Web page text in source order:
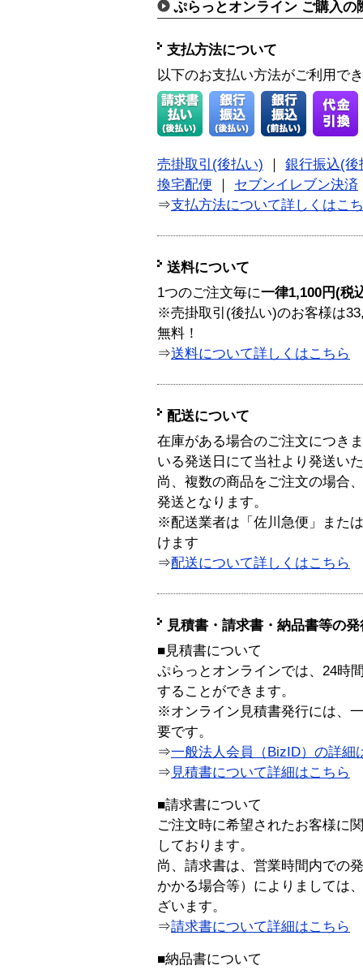
ぷらっとオンライン ご購入の
支払方法について
以下のお支払い方法がご利用で
売掛取引(後払い) ｜ 銀行振込(後
換宅配便 ｜ セブンイレブン決済
⇒支払方法について詳しくはこ
送料について
1つのご注文毎に一律1,100円(税
※売掛取引(後払い)のお客様は
無料！
⇒送料について詳しくはこちら
配送について
在庫がある場合のご注文につき
いる発送日にて当社より発送い
尚、複数の商品をご注文の場合
発送となります。
※配送業者は「佐川急便」また
けます
⇒配送について詳しくはこちら
見積書・請求書・納品書等の
■見積書について
ぷらっとオンラインでは、24時
することができます。
※オンライン見積書発行には、
要です。
⇒一般法人会員（BizID）の詳細
⇒ 見積書について詳細はこちら
■請求書について
ご注文時に希望されたお客様に
しております。
尚、請求書は、営業時間内での
かかる場合等）によりましては
ざいます。
⇒請求書について詳細はこちら
■納品書について